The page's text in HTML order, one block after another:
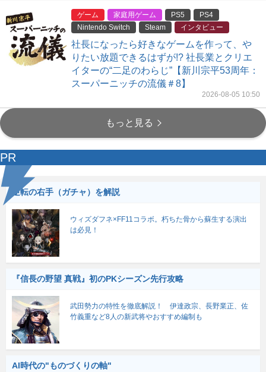
ゲーム 家庭用ゲーム PS5
PS4
Nintendo Switch
Steam インタビュー
社長になったら好きなゲームを作って、や
りたい放題できるはずが!? 社長業とクリエ
イターの“二足のわらじ”【新川宗平53周年：
スーパーニッチの流儀＃8】
2026-08-05 10:50
もっと見る
PR
逆転の右手（ガチャ）を解説
ウィズダフネ×FF11コラボ。朽ちた骨から蘇生する演出
は必見！
『信長の野望 真戦』初のPKシーズン先行攻略
武田勢力の特性を徹底解説！ 伊達政宗、長野業正、佐
竹義重など8人の新武将やおすすめ編制も
AI時代の"ものづくりの軸"